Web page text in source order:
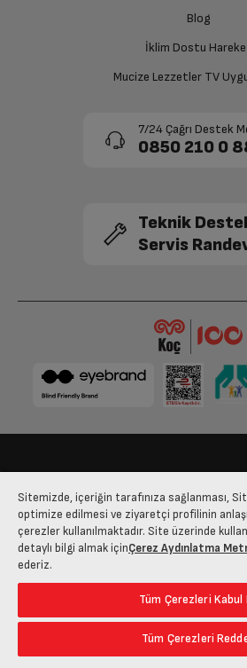
Blog
İklim Dostu
Mucize Lezzetler TV
7/24 Çağrı Destek
0850 210 0
Teknik
Servis
Bize Ulaşın Kişisel Verilerin
Satış Sözleşmesi
© 2025
Sitemizde, içeriğin tarafınıza sağlanması,
optimize edilmesi ve ziyaretçi profilinin
çerezler kullanılmaktadır. Site üzerinde
detaylı bilgi almak içinÇerez Aydınlatma
ederiz.
Tüm Çerezleri Kabul
Tüm Çerezleri